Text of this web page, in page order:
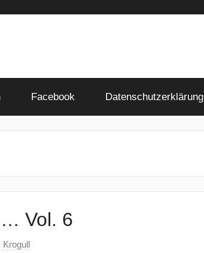
Facebook Datenschutzerklärung
Vol. 6
Krogull